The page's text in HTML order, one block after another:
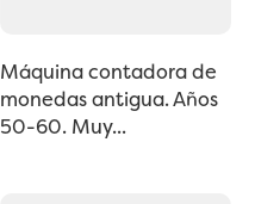
Máquina contadora de
monedas antigua. Años
50-60. Muy...